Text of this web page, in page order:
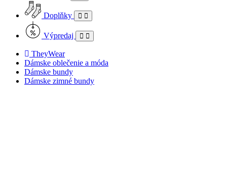
Doplňky
Výpredaj
TheyWear
Dámske oblečenie a móda
Dámske bundy
Dámske zimné bundy